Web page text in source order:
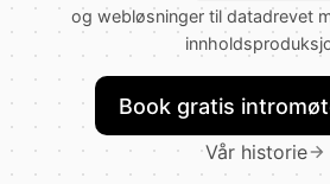
og webløsninger til datadrevet
Book gratis
Vår historie